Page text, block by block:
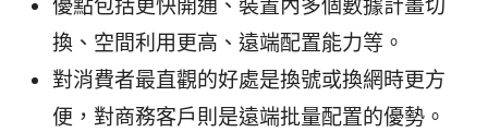
優點包括更快開通、裝置內多個數據計畫切
換、空間利用更高、遠端配置能力等。
對消費者最直觀的好處是換號或換網時更方
便，對商務客戶則是遠端批量配置的優勢。